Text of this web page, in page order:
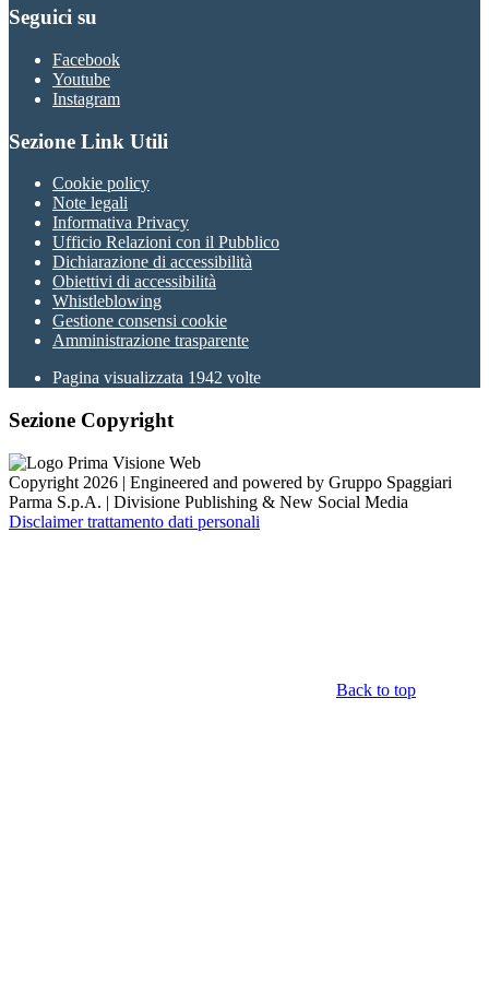
Seguici su
Facebook
Youtube
Instagram
Sezione Link Utili
Cookie policy
Note legali
Informativa Privacy
Ufficio Relazioni con il Pubblico
Dichiarazione di accessibilità
Obiettivi di accessibilità
Whistleblowing
Gestione consensi cookie
Amministrazione trasparente
Pagina visualizzata 1942 volte
Sezione Copyright
Copyright 2026 | Engineered and powered by Gruppo Spaggiari
Parma S.p.A. | Divisione Publishing & New Social Media
Disclaimer trattamento dati personali
Back to top